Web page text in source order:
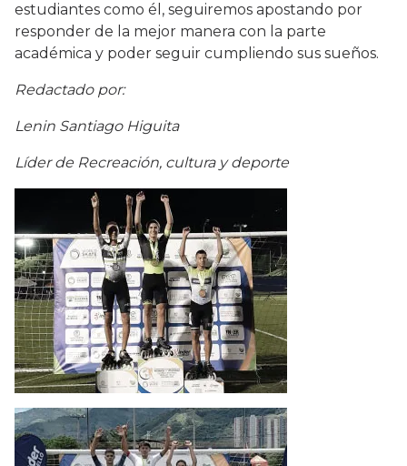
estudiantes como él, seguiremos apostando por
responder de la mejor manera con la parte
académica y poder seguir cumpliendo sus sueños.
Redactado por:
Lenin Santiago Higuita
Líder de Recreación, cultura y deporte